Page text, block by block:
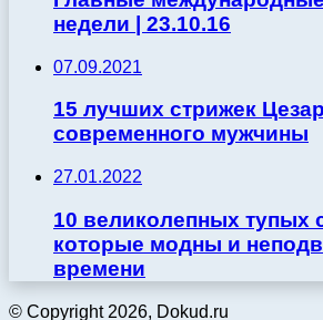
недели | 23.10.16
07.09.2021
15 лучших стрижек
современного мужчины
27.01.2022
10 великолепных тупых
которые модны и
времени
© Copyright 2026, Dokud.ru